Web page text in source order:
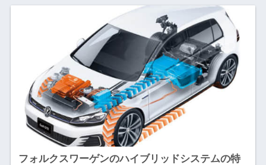
フォルクスワーゲンのハイブリッドシステムの特